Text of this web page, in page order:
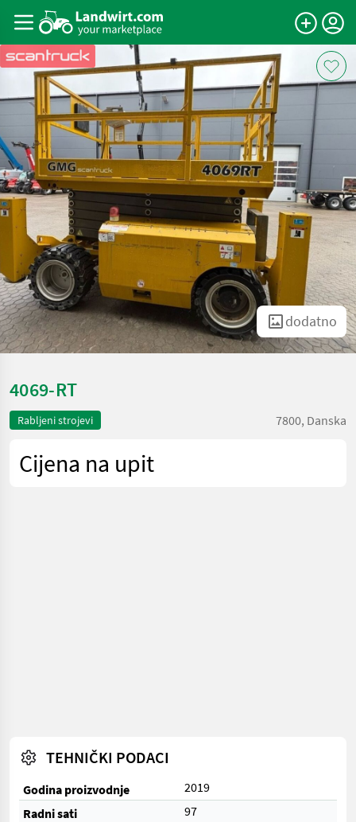
dodatno
4069-RT
Rabljeni strojevi 7800, Danska
Cijena na upit
TEHNIČKI PODACI
Godina proizvodnje
2019
Radni sati
97